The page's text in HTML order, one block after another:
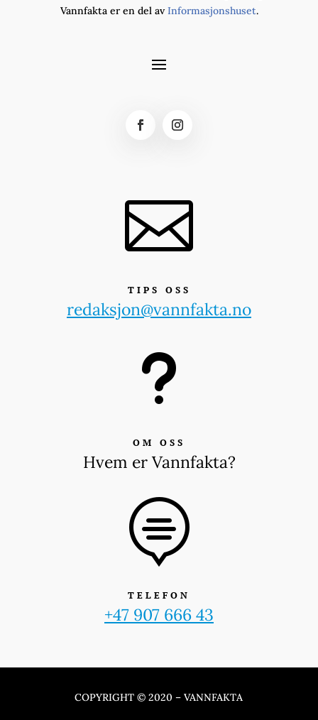
Vannfakta er en del av Informasjonshuset.

TIPS OSS
redaksjon@vannfakta.no
u
OM OSS
Hvem er Vannfakta?

TELEFON
+47 907 666 43
COPYRIGHT © 2020 – VANNFAKTA